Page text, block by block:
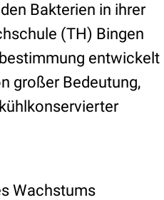
Bakterien in ihrer
(TH) Bingen
entwickelt
großer Bedeutung,
Wachstums